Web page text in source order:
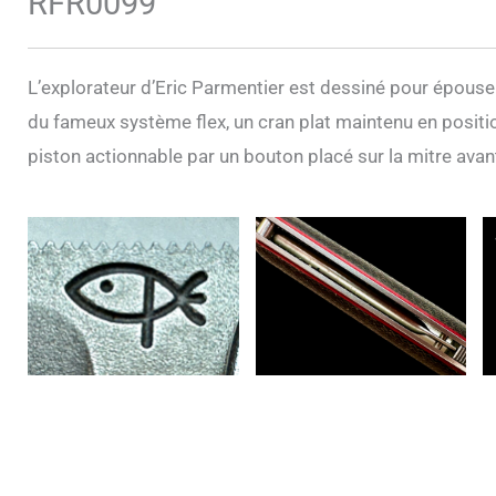
L’explorateur d’Eric Parmentier est dessiné pour
du fameux système flex, un cran plat maintenu en
piston actionnable par un bouton placé sur la mitre